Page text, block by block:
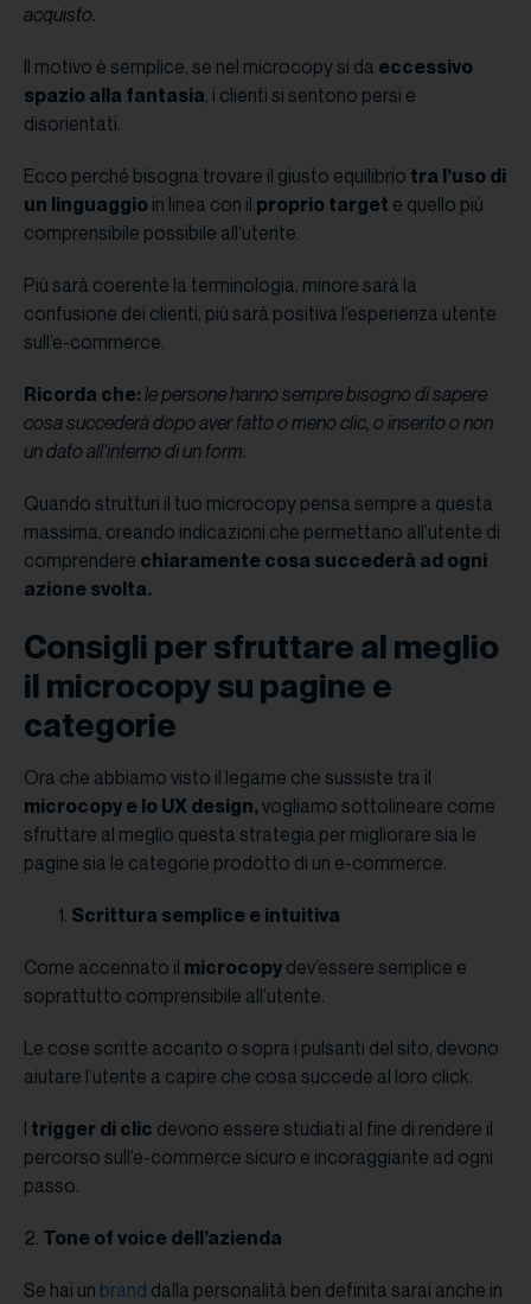
acquisto.
Il motivo è semplice, se nel microcopy si da eccessivo
spazio alla fantasia, i clienti si sentono persi e
disorientati.
Ecco perché bisogna trovare il giusto equilibrio tra l’uso di
un linguaggio in linea con il proprio target e quello più
comprensibile possibile all’utente.
Più sarà coerente la terminologia, minore sarà la
confusione dei clienti, più sarà positiva l’esperienza utente
sull’e-commerce.
Ricorda che:le persone hanno sempre bisogno di sapere
cosa succederà dopo aver fatto o meno clic, o inserito o non
un dato all’interno di un form.
Quando strutturi il tuo microcopy pensa sempre a questa
massima, creando indicazioni che permettano all’utente di
comprendere chiaramente cosa succederà ad ogni
azione svolta.
Consigli per sfruttare al meglio
il microcopy su pagine e
categorie
Ora che abbiamo visto il legame che sussiste tra il
microcopy e lo UX design,vogliamo sottolineare come
sfruttare al meglio questa strategia per migliorare sia le
pagine sia le categorie prodotto di un e-commerce.
Scrittura semplice e intuitiva
Come accennato il microcopy dev’essere semplice e
soprattutto comprensibile all’utente.
Le cose scritte accanto o sopra i pulsanti del sito, devono
aiutare l’utente a capire che cosa succede al loro click.
I trigger di clic devono essere studiati al fine di rendere il
percorso sull’e-commerce sicuro e incoraggiante ad ogni
passo.
2. Tone of voice dell’azienda
Se hai un brand dalla personalità ben definita sarai anche in